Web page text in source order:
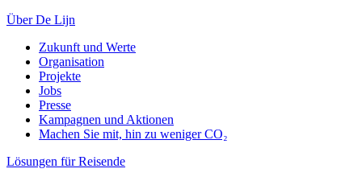
Über De Lijn
Zukunft und Werte
Organisation
Projekte
Jobs
Presse
Kampagnen und Aktionen
Machen Sie mit, hin zu weniger CO₂
Lösungen für Reisende